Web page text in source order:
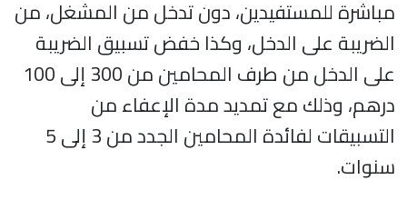
مباشرة للمستفيدين، دون تدخل من المشغل، من
الضريبة على الدخل، وكذا خفض تسبيق الضريبة
على الدخل من طرف المحامين من 300 إلى 100
درهم، وذلك مع تمديد مدة الإعفاء من
التسبيقات لفائدة المحامين الجدد من 3 إلى 5
سنوات.